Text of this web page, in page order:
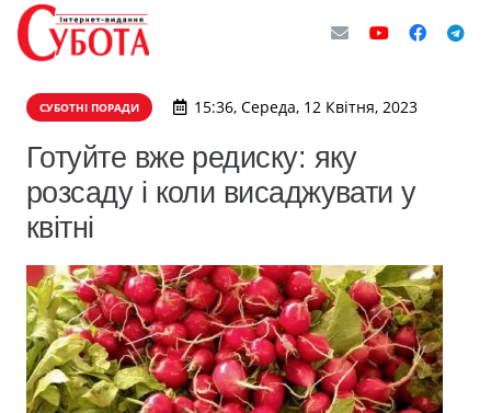
СУБОТНІ ПОРАДИ 15:36, Середа, 12 Квітня, 2023
Готуйте вже редиску: яку
розсаду і коли висаджувати у
квітні